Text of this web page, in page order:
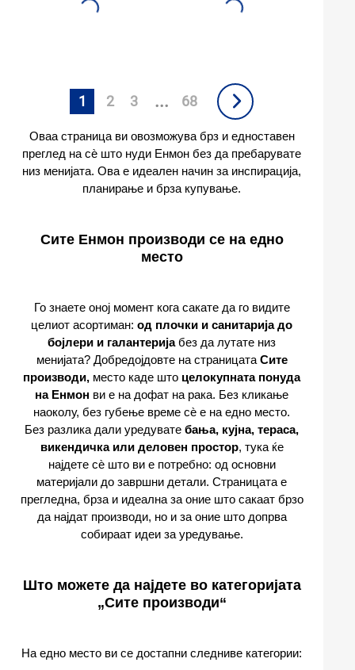
1 2 3 ... 68
Оваа страница ви овозможува брз и едноставен
преглед на сѐ што нуди Енмон без да пребарувате
низ менијата. Ова е идеален начин за инспирација,
планирање и брза купување.
Сите Енмон производи се на едно
место
Го знаете оној момент кога сакате да го видите
целиот асортиман: од плочки и санитарија до
бојлери и галантеријабез да лутате низ
менијата? Добредојдовте на страницата Сите
производи, место каде што целокупната понуда
на Енмон ви е на дофат на рака. Без кликање
наоколу, без губење време сѐ е на едно место.
Без разлика дали уредувате бања, кујна, тераса,
викендичка или деловен простор, тука ќе
најдете сѐ што ви е потребно: од основни
материјали до завршни детали. Страницата е
прегледна, брза и идеална за оние што сакаат брзо
да најдат производи, но и за оние што допрва
собираат идеи за уредување.
Што можете да најдете во категоријата
„Сите производи“
На едно место ви се достапни следниве категории: